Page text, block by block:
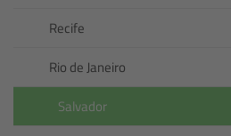
Recife
Rio de Janeiro
Salvador